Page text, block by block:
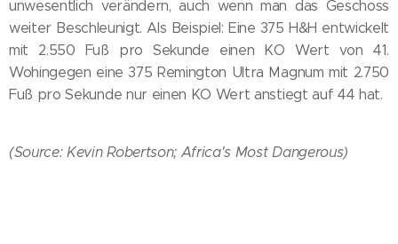
unwesentlich verändern, auch wenn man das Geschoss
weiter Beschleunigt. Als Beispiel: Eine 375 H&H entwickelt
mit 2.550 Fuß pro Sekunde einen KO Wert von 41.
Wohingegen eine 375 Remington Ultra Magnum mit 2.750
Fuß pro Sekunde nur einen KO Wert anstiegt auf 44 hat.
(Source: Kevin Robertson; Africa's Most Dangerous)